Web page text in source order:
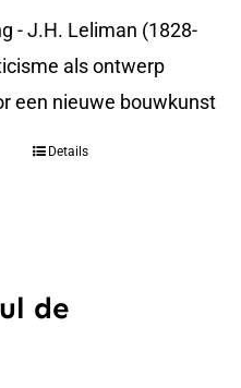
- J.H. Leliman (1828-
als ontwerp
een nieuwe bouwkunst
Details
de